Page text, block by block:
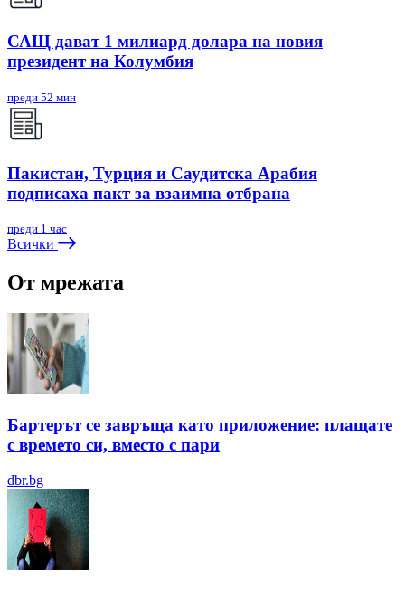
САЩ дават 1 милиард долара на новия
президент на Колумбия
преди 52 мин
Пакистан, Турция и Саудитска Арабия
подписаха пакт за взаимна отбрана
преди 1 час
Всички
От мрежата
Бартерът се завръща като приложение: плащате
с времето си, вместо с пари
dbr.bg